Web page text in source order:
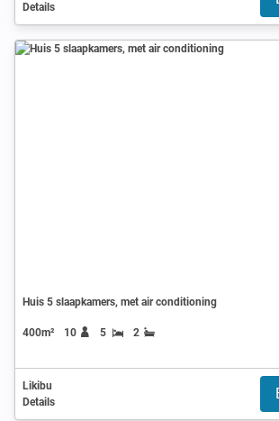
Details
Huis 5 slaapkamers, met air conditioning
400m² 10 5 2
Likibu
Details